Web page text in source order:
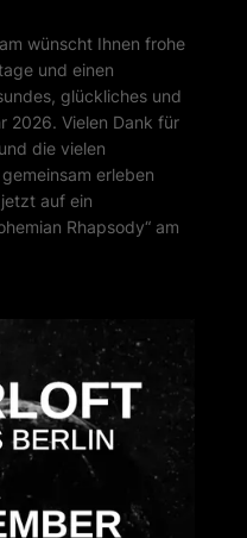
wünscht Ihnen frohe
und einen
glückliches und
2026. Vielen Dank für
die vielen
erleben
auf ein
Rhapsody“ am